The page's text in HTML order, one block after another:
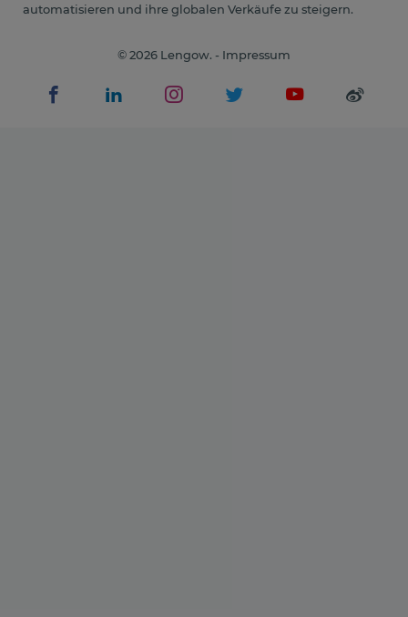
automatisieren und ihre globalen Verkäufe zu steigern.
© 2026 Lengow. - Impressum